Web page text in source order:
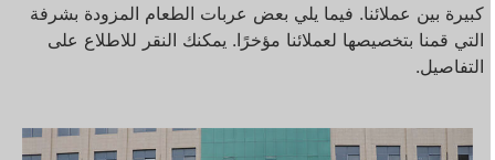
كبيرة بين عملائنا. فيما يلي بعض عربات الطعام المزودة بشرفة
التي قمنا بتخصيصها لعملائنا مؤخرًا. يمكنك النقر للاطلاع على
التفاصيل.